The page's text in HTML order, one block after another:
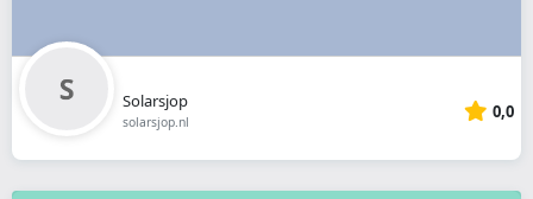
Solarsjop
solarsjop.nl 0,0